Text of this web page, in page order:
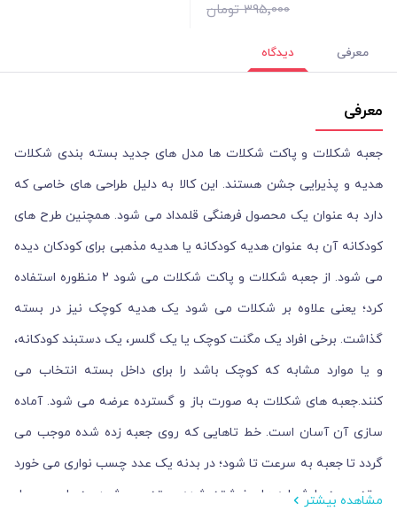
395٬000 تومان
معرفی دیدگاه
معرفی
جعبه شکلات و پاکت شکلات ها مدل های جدید بسته بندی شکلات
هدیه و پذیرایی جشن هستند. این کالا به دلیل طراحی های خاصی که
دارد به عنوان یک محصول فرهنگی قلمداد می شود. همچنین طرح های
کودکانه آن به عنوان هدیه کودکانه یا هدیه مذهبی برای کودکان دیده
می شود. از جعبه شکلات و پاکت شکلات می شود 2 منظوره استفاده
کرد؛ یعنی علاوه بر شکلات می شود یک هدیه کوچک نیز در بسته
گذاشت. برخی افراد یک مگنت کوچک یا یک گلسر، یک دستبند کودکانه،
و یا موارد مشابه که کوچک باشد را برای داخل بسته انتخاب می
کنند.جعبه های شکلات به صورت باز و گسترده عرضه می شود. آماده
سازی آن آسان است. خط تاهایی که روی جعبه زده شده موجب می
گردد تا جعبه به سرعت تا شود؛ در بدنه یک عدد چسب نواری می خورد
و ته جعبه با شماره های نوشته شده بسته می شود. به طور معمول
مشاهده بیشتر